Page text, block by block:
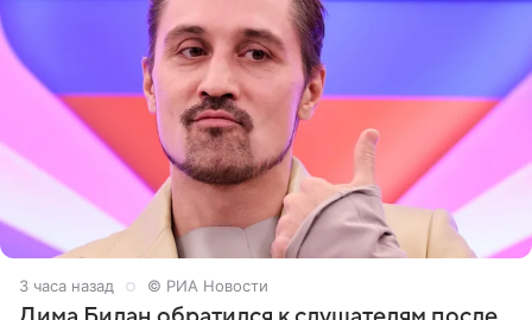
3 часа назад © РИА Новости